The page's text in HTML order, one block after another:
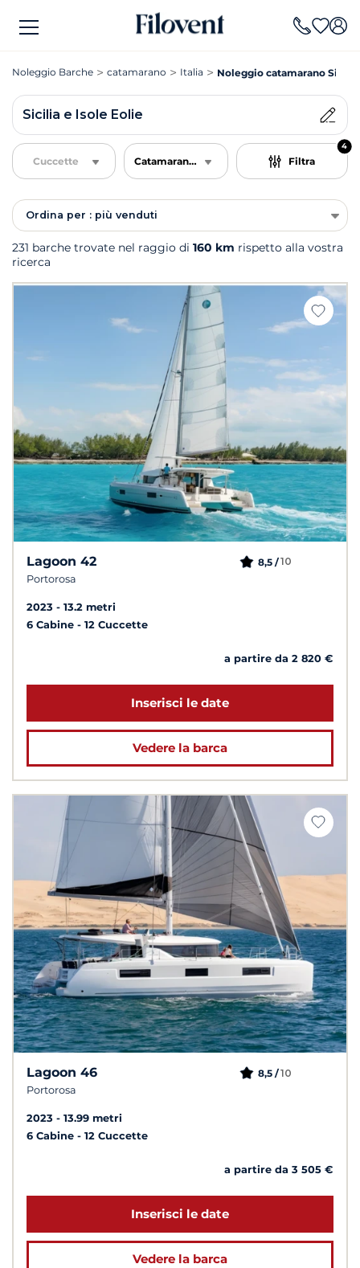
Noleggio Barche catamarano Italia Noleggio catamarano
Sicilia e Isole Eolie
Cuccette Catamarano e trimarano a vela Filtra
4
Ordina per : più venduti
231 barche trovate nel raggio di 160 km rispetto alla vostra
ricerca
Lagoon 42
Portorosa
8,5 /10
2023
13.2 metri
6 Cabine
12 Cuccette
a partire da 2 820 €
Inserisci le date
Vedere la barca
Lagoon 46
Portorosa
8,5 /10
2023
13.99 metri
6 Cabine
12 Cuccette
a partire da 3 505 €
Inserisci le date
Vedere la barca